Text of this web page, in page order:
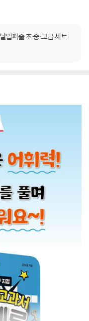
말퍼즐 초·중·고급 세트